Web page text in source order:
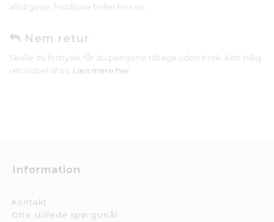
altid gode, holdbare briller hos os.
Nem retur
Skulle du fortryde, får du pengene tilbage uden brok. Køb billig
returlabel af os. Læs mere her.
Information
Kontakt
Ofte stillede spørgsmål